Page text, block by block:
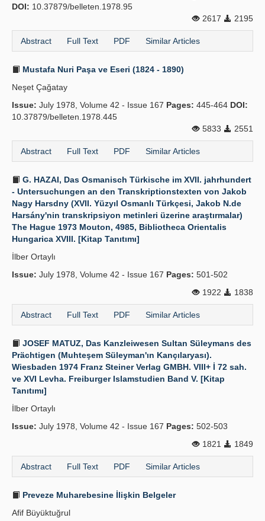
DOI: 10.37879/belleten.1978.95
2617
2195
Abstract Full Text PDF Similar Articles
Mustafa Nuri Paşa ve Eseri (1824 - 1890)
Neşet Çağatay
Issue: July 1978, Volume 42 - Issue 167 Pages: 445-464 DOI:
10.37879/belleten.1978.445
5833
2551
Abstract Full Text PDF Similar Articles
G. HAZAI, Das Osmanisch Türkische im XVII. jahrhundert
- Untersuchungen an den Transkriptionstexten von Jakob
Nagy Harsdny (XVII. Yüzyıl Osmanlı Türkçesi, Jakob N.de
Harsány'nin transkripsiyon metinleri üzerine araştırmalar)
The Hague 1973 Mouton, 4985, Bibliotheca Orientalis
Hungarica XVIII. [Kitap Tanıtımı]
İlber Ortaylı
Issue: July 1978, Volume 42 - Issue 167 Pages: 501-502
1922
1838
Abstract Full Text PDF Similar Articles
JOSEF MATUZ, Das Kanzleiwesen Sultan Süleymans des
Prächtigen (Muhteşem Süleyman'ın Kançılaryası).
Wiesbaden 1974 Franz Steiner Verlag GMBH. VIII+ İ 72 sah.
ve XVI Levha. Freiburger Islamstudien Band V. [Kitap
Tanıtımı]
İlber Ortaylı
Issue: July 1978, Volume 42 - Issue 167 Pages: 502-503
1821
1849
Abstract Full Text PDF Similar Articles
Preveze Muharebesine İlişkin Belgeler
Afif Büyüktuğrul